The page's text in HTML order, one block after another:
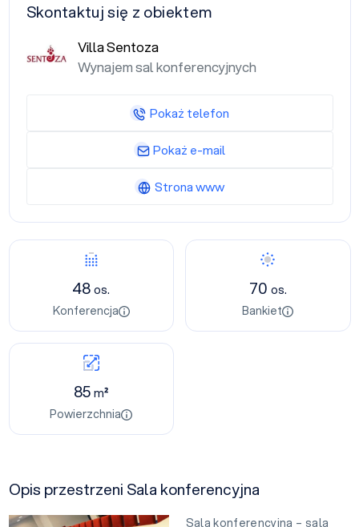
48os.
Konferencja
70 os.
Bankiet
85m²
Powierzchnia
Opis przestrzeni Sala konferencyjna
Sala konferencyjna – sala
Skontaktuj się z obiektem
Villa Sentoza
Wynajem sal konferencyjnych
Pokaż telefon
Pokaż e-mail
Strona www